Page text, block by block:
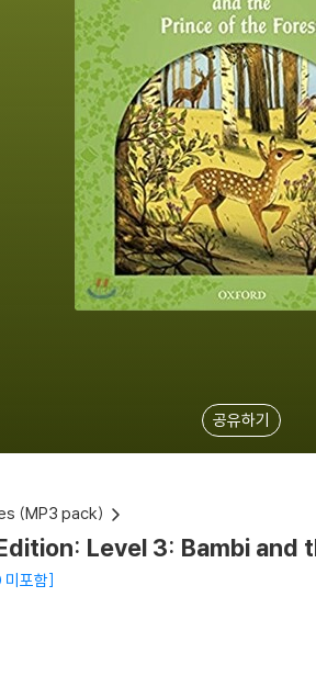
공유하기
(MP3 pack)
Level 3: Bambi
포함